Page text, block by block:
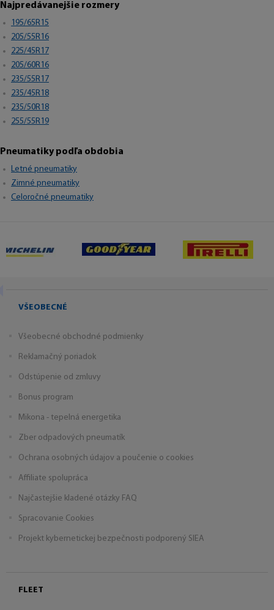
Najpredávanejšie rozmery
195/65R15
205/55R16
225/45R17
205/60R16
235/55R17
235/45R18
235/50R18
255/55R19
Pneumatiky podľa obdobia
Letné pneumatiky
Zimné pneumatiky
Celoročné pneumatiky
VŠEOBECNÉ
Všeobecné obchodné podmienky
Reklamačný poriadok
Odstúpenie od zmluvy
Bonus program
Mikona - tepelná energetika
Zber odpadových pneumatík
Ochrana osobných údajov a poučenie o cookies
Affiliate spolupráca
Najčastejšie kladené otázky FAQ
Spracovanie Cookies
Projekt kybernetickej bezpečnosti podporený SIEA
FLEET